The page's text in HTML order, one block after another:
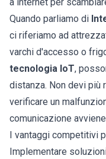
a internet per
Quando parliamo di
ci riferiamo ad
varchi d'accesso o
tecnologia IoT,
distanza. Non devi
verificare un
comunicazione
I vantaggi competitivi
Implementare